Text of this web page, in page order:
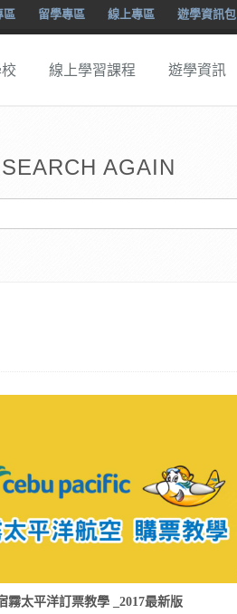
區 留學專區 線上專區 遊學資訊包
線上學習課程 遊學資訊
SEARCH AGAIN
霧太平洋訂票教學 _2017最新版